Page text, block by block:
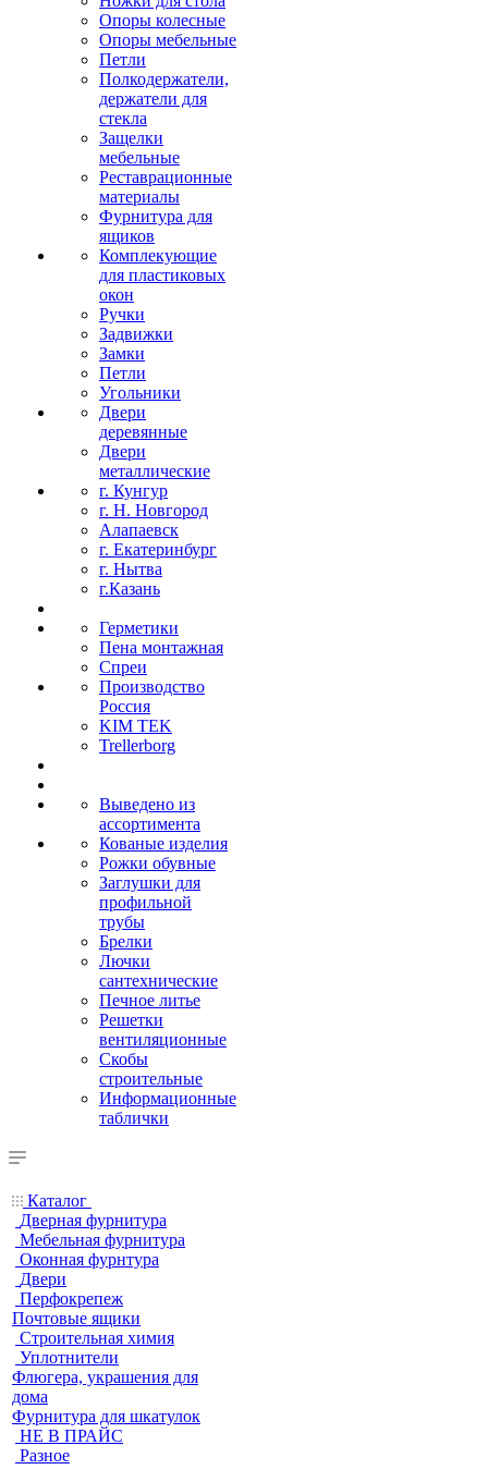
Опоры колесные
Опоры мебельные
Петли
Полкодержатели,
держатели для
стекла
Защелки
мебельные
Реставрационные
материалы
Фурнитура для
ящиков
Комплекующие
для пластиковых
окон
Ручки
Задвижки
Замки
Петли
Угольники
Двери
деревянные
Двери
металлические
г. Кунгур
г. Н. Новгород
Алапаевск
г. Екатеринбург
г. Нытва
г.Казань
Герметики
Пена монтажная
Спреи
Производство
Россия
KIM TEK
Trellerborg
Выведено из
ассортимента
Кованые изделия
Рожки обувные
Заглушки для
профильной
трубы
Брелки
Лючки
сантехнические
Печное литье
Решетки
вентиляционные
Скобы
строительные
Информационные
таблички
Каталог
Дверная фурнитура
Мебельная фурнитура
Оконная фурнтура
Двери
Перфокрепеж
Почтовые ящики
Строительная химия
Уплотнители
Флюгера, украшения для
дома
Фурнитура для шкатулок
НЕ В ПРАЙС
Разное